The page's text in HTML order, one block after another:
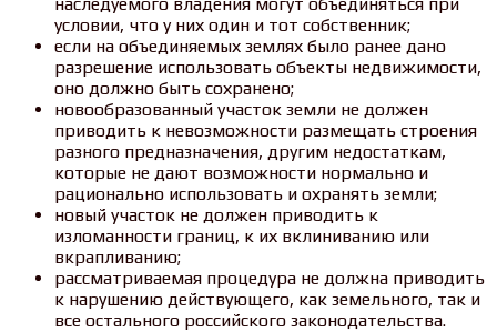
условии, что у них один и тот собственник;
если на объединяемых землях было ранее дано
разрешение использовать объекты недвижимости,
оно должно быть сохранено;
новообразованный участок земли не должен
приводить к невозможности размещать строения
разного предназначения, другим недостаткам,
которые не дают возможности нормально и
рационально использовать и охранять земли;
новый участок не должен приводить к
изломанности границ, к их вклиниванию или
вкрапливанию;
рассматриваемая процедура не должна приводить
к нарушению действующего, как земельного, так и
все остального российского законодательства.